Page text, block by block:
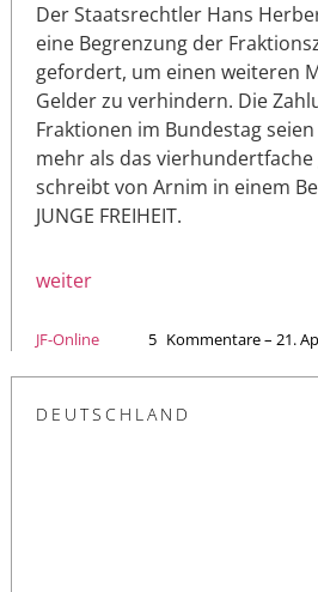
Der Staatsrechtler Hans
eine Begrenzung der
gefordert, um einen weiteren
Gelder zu verhindern. Die
Fraktionen im Bundestag
mehr als das vierhundertfache
schreibt von Arnim in einem
JUNGE FREIHEIT.
weiter
JF-Online 5 Kommentare – 21.
DEUTSCHLAND